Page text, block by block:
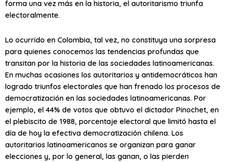
forma una vez más en la historia, el autoritarismo triunfa
electoralmente.
Lo ocurrido en Colombia, tal vez, no constituya una sorpresa
para quienes conocemos las tendencias profundas que
transitan por la historia de las sociedades latinoamericanas.
En muchas ocasiones los autoritarios y antidemocráticos han
logrado triunfos electorales que han frenado los procesos de
democratización en las sociedades latinoamericanas. Por
ejemplo, el 44% de votos que obtuvo el dictador Pinochet, en
el plebiscito de 1988, porcentaje electoral que limitó hasta el
día de hoy la efectiva democratización chilena. Los
autoritarios latinoamericanos se organizan para ganar
elecciones y, por lo general, las ganan, o las pierden